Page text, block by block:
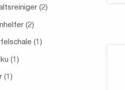
(2)
(2)
(1)
(1)
(1)